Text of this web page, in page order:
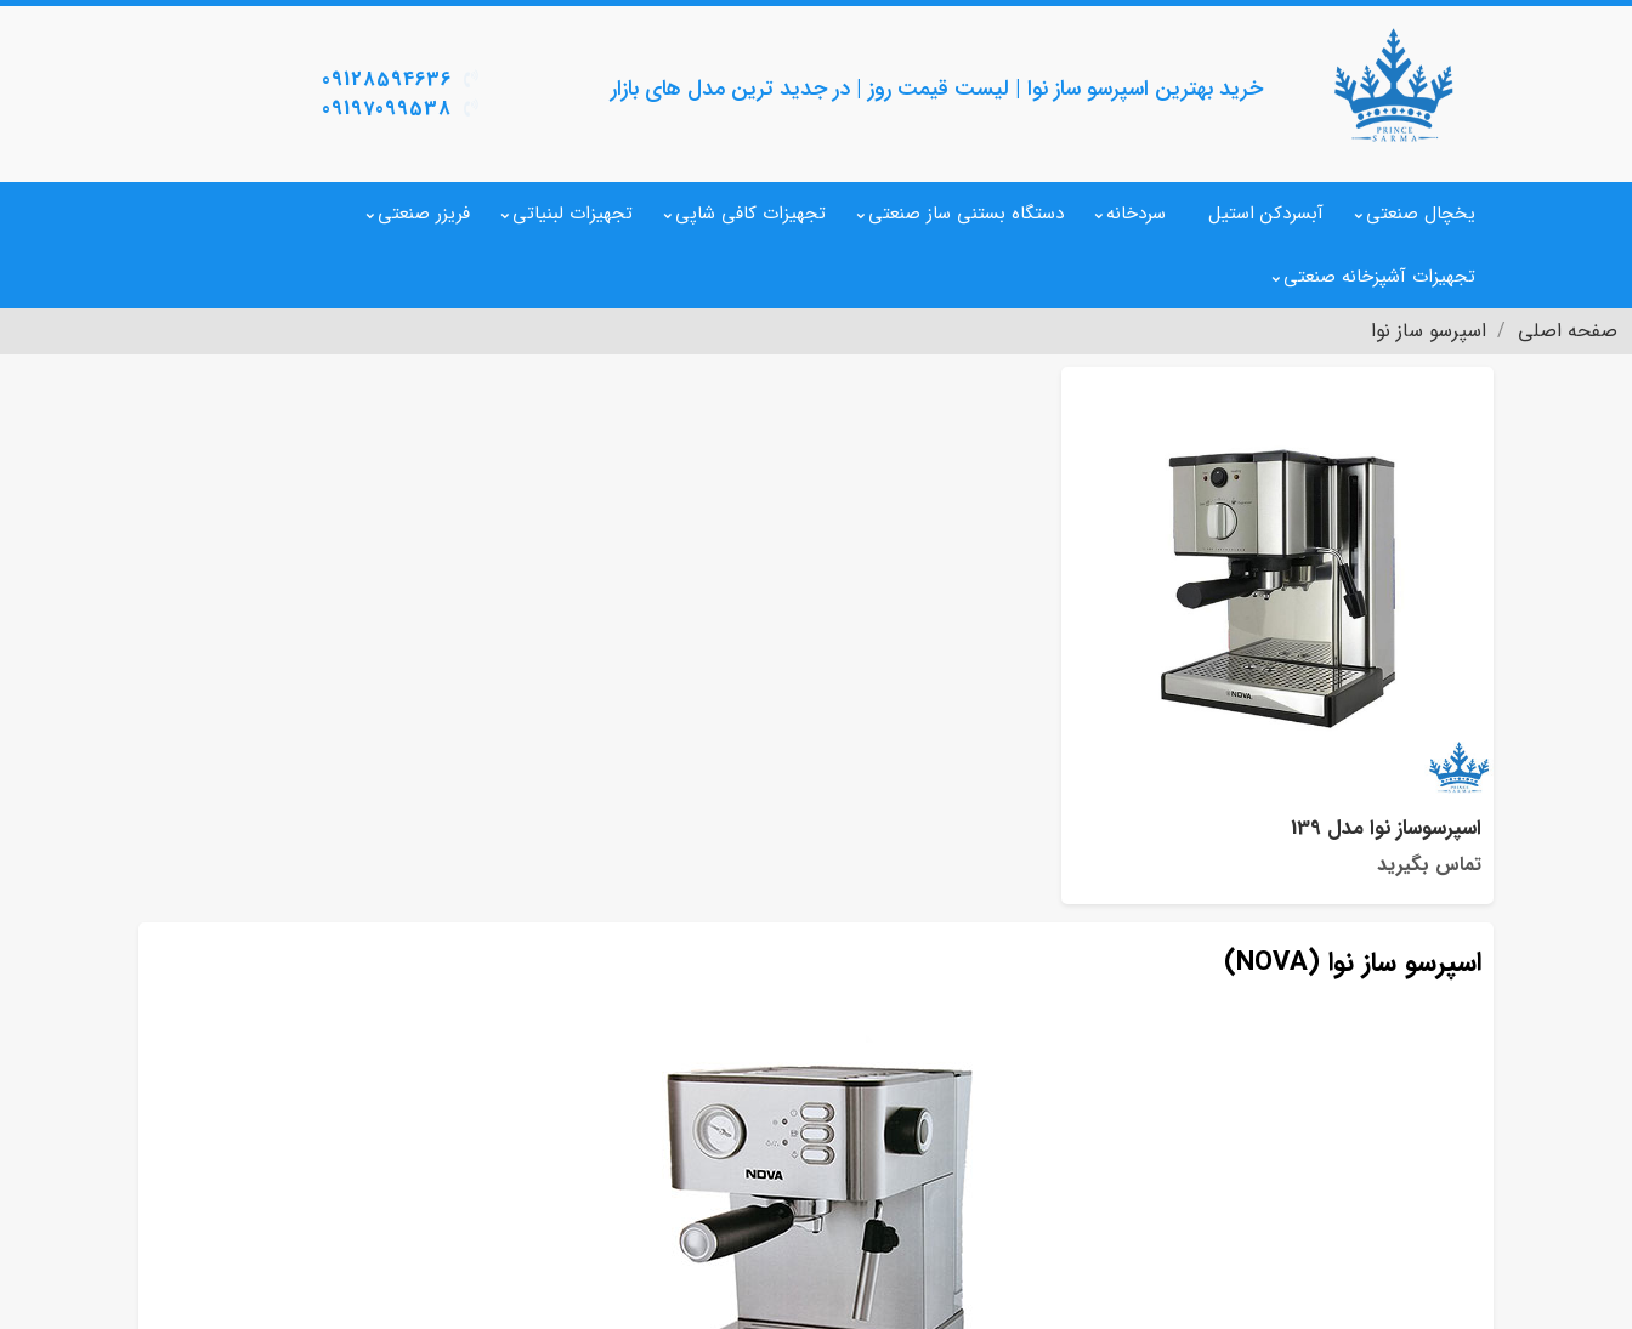
خرید بهترین اسپرسو ساز نوا | لیست قیمت روز | در جدید ترین مدل های بازار
09128594636
09197099538
یخچال صنعتی آبسردکن استیل سردخانه دستگاه بستنی ساز صنعتی تجهیزات کافی شاپی تجهیزات لبنیاتی فریزر صنعتی
تجهیزات آشپزخانه صنعتی
صفحه اصلی اسپرسو ساز نوا
اسپرسوساز نوا مدل 139
تماس بگیرید
اسپرسو ساز نوا (NOVA)